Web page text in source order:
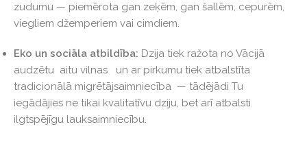
zudumu — piemērota gan zeķēm, gan šallēm, cepurēm,
viegliem džemperiem vai cimdiem.
Eko un sociāla atbildība: Dzija tiek ražota no Vācijā
audzētu aitu vilnas un ar pirkumu tiek atbalstīta
tradicionālā migrētājsaimniecība — tādējādi Tu
iegādājies ne tikai kvalitatīvu dziju, bet arī atbalsti
ilgtspējīgu lauksaimniecību.